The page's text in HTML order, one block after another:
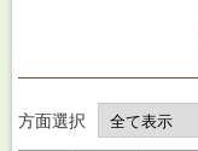
方面選択